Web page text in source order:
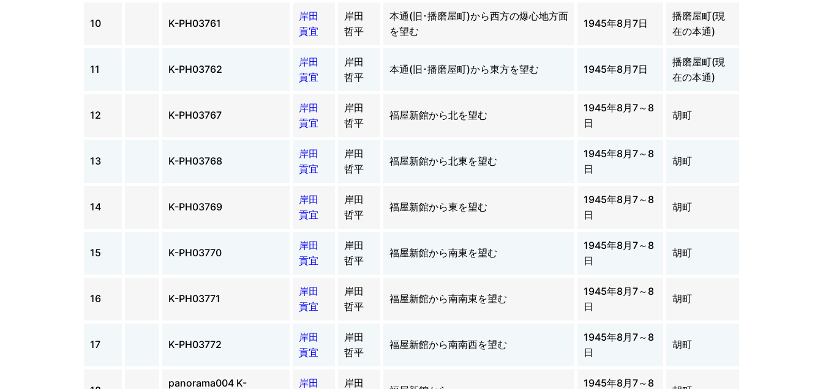
10 K-PH03761
岸田
貢宜
岸田
哲平
本通(旧･播磨屋町)から西方の爆心地方面
を望む
1945年8月7日
播磨屋町(現
在の本通)
11 K-PH03762
岸田
貢宜
岸田
哲平
本通(旧･播磨屋町)から東方を望む 1945年8月7日
播磨屋町(現
在の本通)
12 K-PH03767
岸田
貢宜
岸田
哲平
福屋新館から北を望む
1945年8月7～8
日
胡町
13 K-PH03768
岸田
貢宜
岸田
哲平
福屋新館から北東を望む
1945年8月7～8
日
胡町
14 K-PH03769
岸田
貢宜
岸田
哲平
福屋新館から東を望む
1945年8月7～8
日
胡町
15 K-PH03770
岸田
貢宜
岸田
哲平
福屋新館から南東を望む
1945年8月7～8
日
胡町
16 K-PH03771
岸田
貢宜
岸田
哲平
福屋新館から南南東を望む
1945年8月7～8
日
胡町
17 K-PH03772
岸田
貢宜
岸田
哲平
福屋新館から南南西を望む
1945年8月7～8
日
胡町
panorama004 K-
岸田
岸田
1945年8月7～8